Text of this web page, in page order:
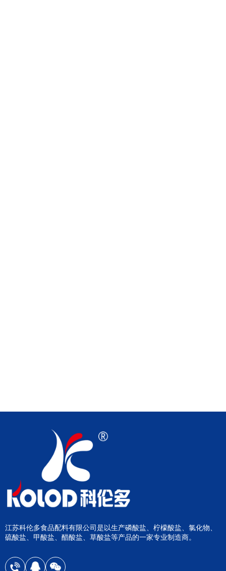
江苏科伦多食品配料有限公司是以生产磷酸盐、柠檬酸盐、氯化物、
硫酸盐、甲酸盐、醋酸盐、草酸盐等产品的一家专业制造商。